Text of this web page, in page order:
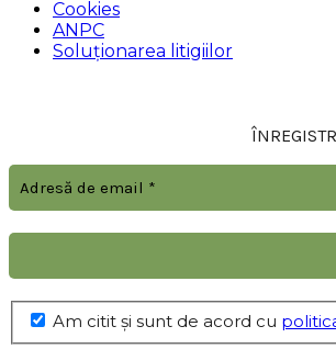
Cookies
ANPC
Soluționarea litigiilor
Am citit şi sunt de acord cu